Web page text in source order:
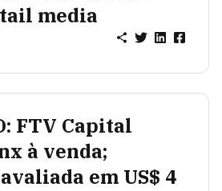
media
FTV Capital
à venda;
em US$ 4